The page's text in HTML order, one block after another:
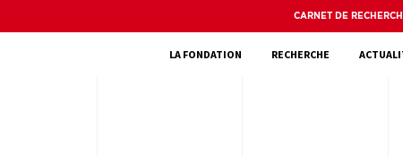
CARNET DE
LA FONDATION RECHERCHE